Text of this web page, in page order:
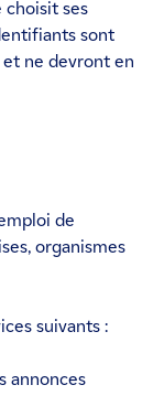
choisit ses
sont
ne devront en
de
organismes
suivants :
annonces